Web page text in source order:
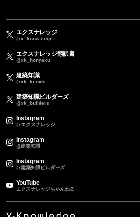
エクスナレッジ
@x_knowledge
エクスナレッジ翻訳書
@xk_honyaku
建築知識
@xk_kenchi
建築知識ビルダーズ
@xk_builders
Instagram
@エクスナレッジ
Instagram
@建築知識
Instagram
@建築知識ビルダーズ
YouTube
エクスナレッジちゃんねる